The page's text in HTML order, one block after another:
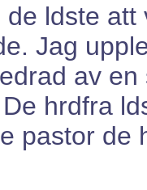
ldste
Jag
av
hrdfra
pastor de